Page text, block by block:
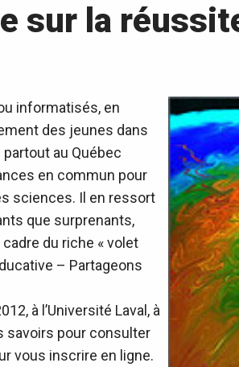
sur la
informatisés, en
des jeunes dans
au Québec
en commun pour
sciences. Il en ressort
que surprenants,
du riche « volet
– Partageons
à l’Université Laval, à
savoirs pour consulter
vous inscrire en ligne.